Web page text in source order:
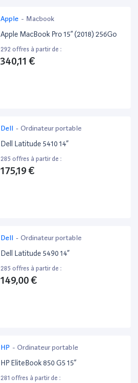
Apple - Macbook
Apple MacBook Pro 15” (2018) 256Go
292 offres à partir de :
340,11 €
Dell - Ordinateur portable
Dell Latitude 5410 14”
285 offres à partir de :
175,19 €
Dell - Ordinateur portable
Dell Latitude 5490 14”
285 offres à partir de :
149,00 €
HP - Ordinateur portable
HP EliteBook 850 G5 15”
281 offres à partir de :